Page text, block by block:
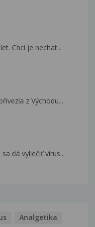
Chci je nechat...
z Východu...
dá vyliečiť vírus...
Analgetika